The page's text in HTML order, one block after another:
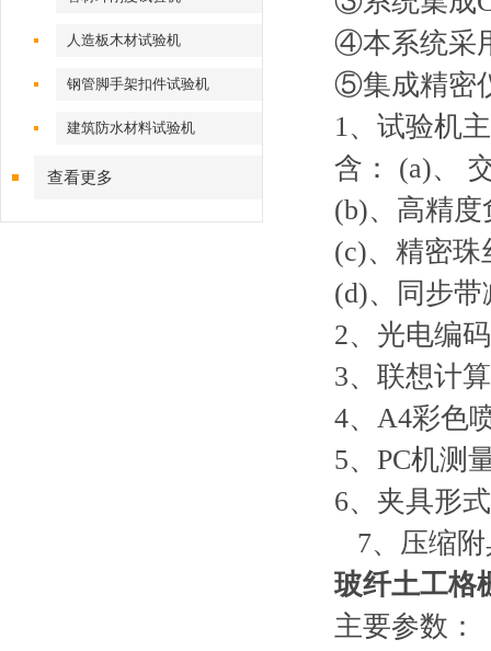
人造板木材试验机
钢管脚手架扣件试验机
建筑防水材料试验机
查看更多
④本系统采
⑤集成精密
1、
含： (a)
(b)、高
(c)、
(d)、
2、光
3、联想
4、
5、
6、夹具形
7、压缩附
玻纤土工格
主要参数：